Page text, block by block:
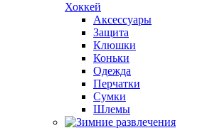
Хоккей
Аксессуары
Защита
Клюшки
Коньки
Одежда
Перчатки
Сумки
Шлемы